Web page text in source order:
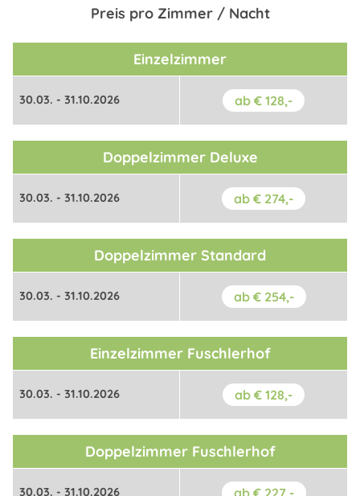
Preis pro Zimmer / Nacht
Einzelzimmer
30.03. - 31.10.2026 ab € 128,-
Doppelzimmer Deluxe
30.03. - 31.10.2026 ab € 274,-
Doppelzimmer Standard
30.03. - 31.10.2026 ab € 254,-
Einzelzimmer Fuschlerhof
30.03. - 31.10.2026 ab € 128,-
Doppelzimmer Fuschlerhof
30.03. - 31.10.2026 ab € 227,-